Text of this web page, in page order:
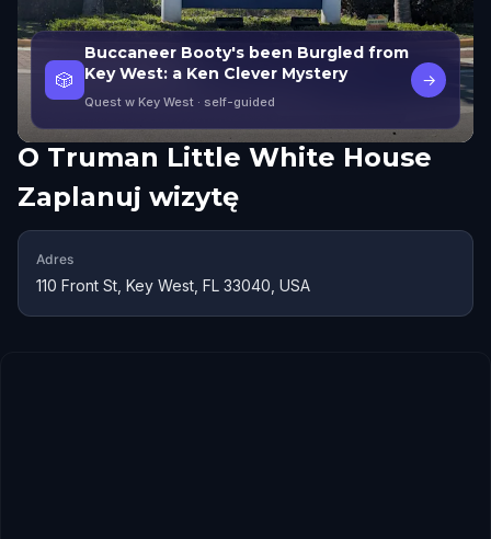
🎲
Buccaneer Booty's been Burgled from
Key West: a Ken Clever Mystery
Quest w Key West · self-guided
→
O Truman Little White House
Zaplanuj wizytę
Adres
110 Front St, Key West, FL 33040, USA